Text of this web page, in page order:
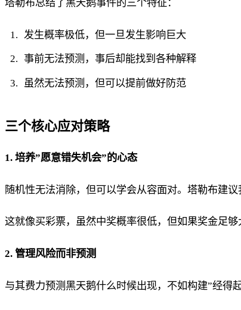
塔勒布总结了黑天鹅事件的三个特征：
发生概率极低，但一旦发生影响巨大
事前无法预测，事后却能找到各种解释
虽然无法预测，但可以提前做好防范
三个核心应对策略
1. 培养”愿意错失机会”的心态
随机性无法消除，但可以学会从容面对。塔勒布建
这就像买彩票，虽然中奖概率很低，但如果奖金足
2. 管理风险而非预测
与其费力预测黑天鹅什么时候出现，不如构建”经得